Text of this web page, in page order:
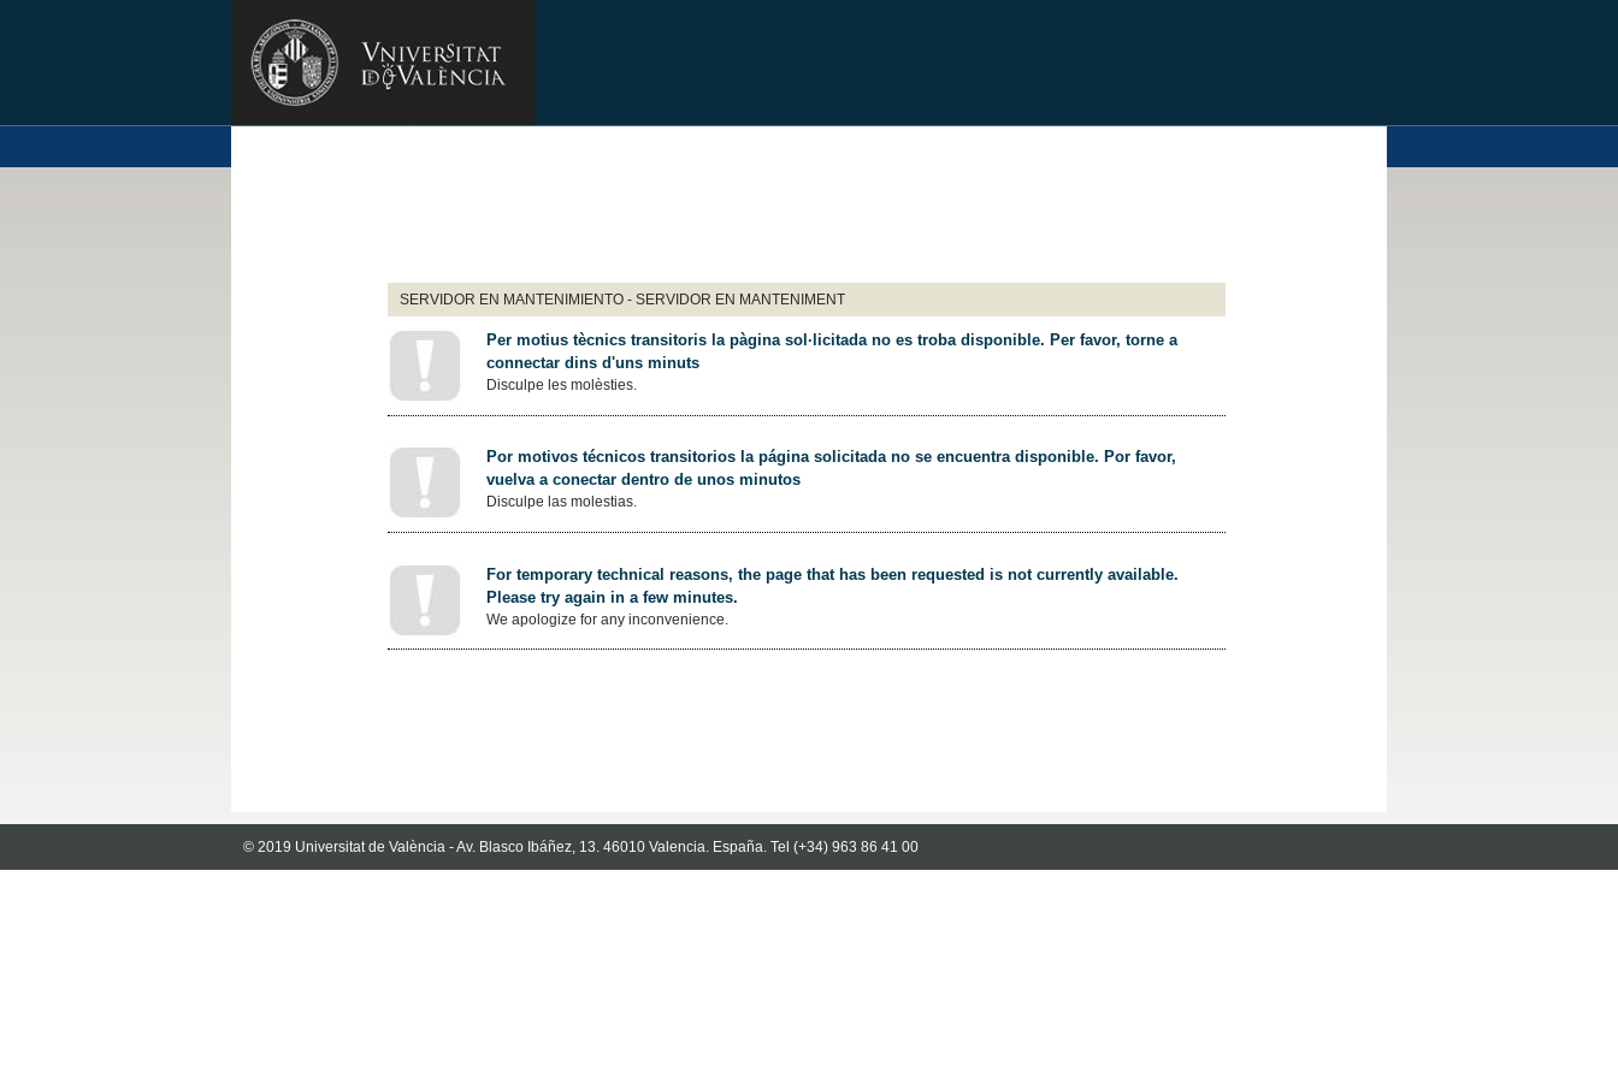
SERVIDOR EN MANTENIMIENTO - SERVIDOR EN MANTENIMENT
Per motius tècnics transitoris la pàgina sol·licitada no es troba disponible. Per favor, torne a
connectar dins d'uns minuts
Disculpe les molèsties.
Por motivos técnicos transitorios la página solicitada no se encuentra disponible. Por favor,
vuelva a conectar dentro de unos minutos
Disculpe las molestias.
For temporary technical reasons, the page that has been requested is not currently available.
Please try again in a few minutes.
We apologize for any inconvenience.
© 2019 Universitat de València - Av. Blasco Ibáñez, 13. 46010 Valencia. España. Tel (+34) 963 86 41 00